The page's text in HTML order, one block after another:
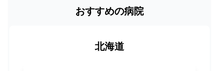
おすすめの病院
北海道